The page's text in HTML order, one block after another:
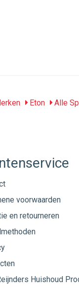
Eton Alle
voorwaarden
en retourneren
Huishoud